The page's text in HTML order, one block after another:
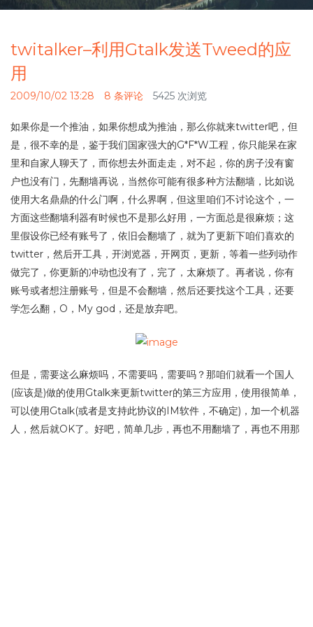
twitalker–利用Gtalk发送Tweed的应
用
2009/10/02 13:28 8 条评论 5425 次浏览
如果你是一个推油，如果你想成为推油，那么你就来twitter吧，但
是，很不幸的是，鉴于我们国家强大的G*F*W工程，你只能呆在家
里和自家人聊天了，而你想去外面走走，对不起，你的房子没有窗
户也没有门，先翻墙再说，当然你可能有很多种方法翻墙，比如说
使用大名鼎鼎的什么门啊，什么界啊，但这里咱们不讨论这个，一
方面这些翻墙利器有时候也不是那么好用，一方面总是很麻烦；这
里假设你已经有账号了，依旧会翻墙了，就为了更新下咱们喜欢的
twitter，然后开工具，开浏览器，开网页，更新，等着一些列动作
做完了，你更新的冲动也没有了，完了，太麻烦了。再者说，你有
账号或者想注册账号，但是不会翻墙，然后还要找这个工具，还要
学怎么翻，O，My god，还是放弃吧。
但是，需要这么麻烦吗，不需要吗，需要吗？那咱们就看一个国人
(应该是)做的使用Gtalk来更新twitter的第三方应用，使用很简单，
可以使用Gtalk(或者是支持此协议的IM软件，不确定)，加一个机器
人，然后就OK了。好吧，简单几步，再也不用翻墙了，再也不用那